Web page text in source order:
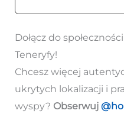
Dołącz do
Teneryfy!
Chcesz więcej
ukrytych lokalizacji i
wyspy? Obserwuj